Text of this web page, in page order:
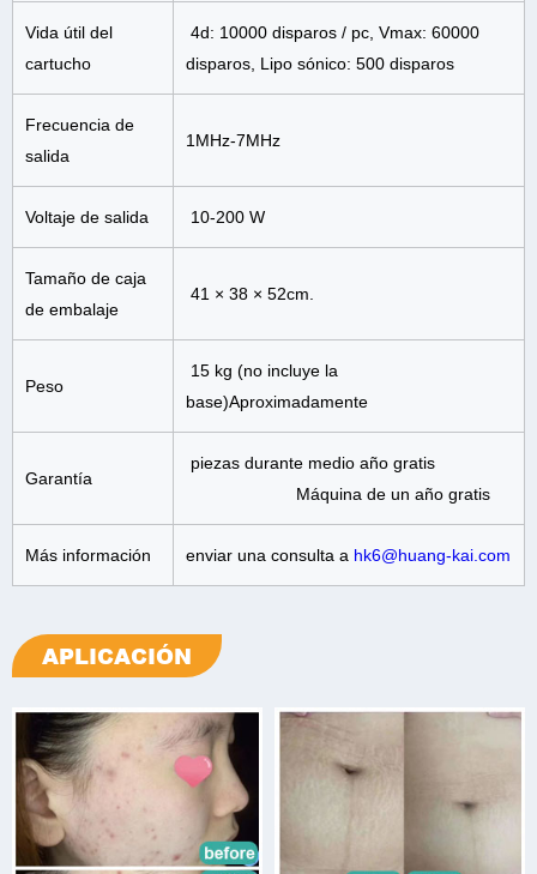
Vida útil del
cartucho
4d: 10000 disparos / pc, Vmax: 60000
disparos, Lipo sónico: 500 disparos
Frecuencia de
salida
1MHz-7MHz
Voltaje de salida 10-200 W
Tamaño de caja
de embalaje
41 × 38 × 52cm.
Peso
15 kg (no incluye la
base)Aproximadamente
Garantía
piezas durante medio año gratis
Máquina de un año gratis
Más información enviar una consulta a hk6@huang-kai.com
APLICACIÓN